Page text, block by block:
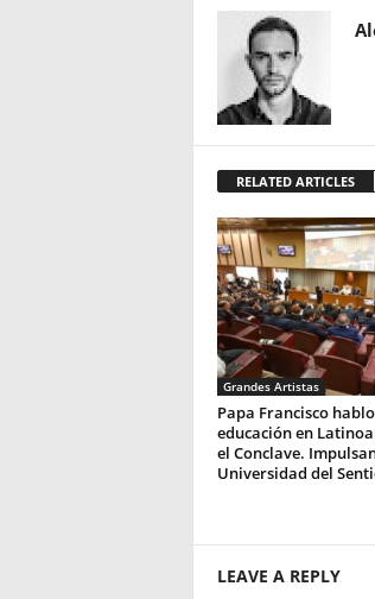
RELATED ARTICLES
Grandes Artistas
Papa Francisco
educación en
el Conclave.
Universidad del
LEAVE A REPLY